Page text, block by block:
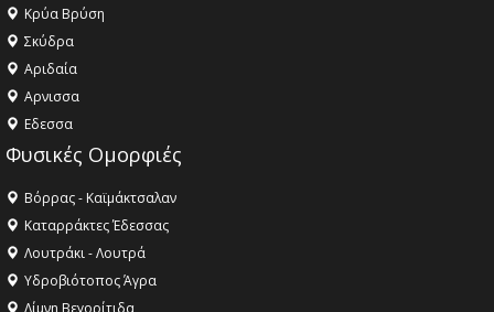
Κρύα Βρύση
Σκύδρα
Αριδαία
Aρνισσα
Eδεσσα
Φυσικές Ομορφιές
Βόρρας - Καϊμάκτσαλαν
Καταρράκτες Έδεσσας
Λουτράκι - Λουτρά
Υδροβιότοπος Άγρα
Λίμνη Βεγορίτιδα